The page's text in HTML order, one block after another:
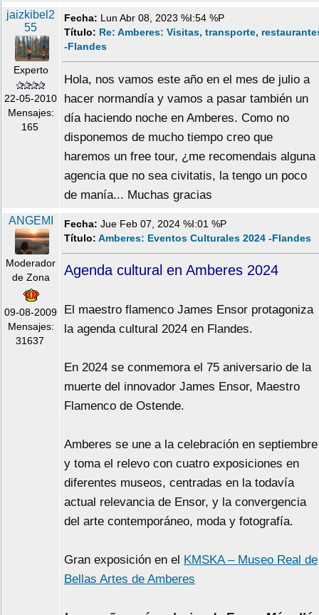
jaizkibel2
55
Experto
22-05-2010
Mensajes:
165
Fecha: Lun Abr 08, 2023 %I:54 %P
Título: Re: Amberes: Visitas, transporte,
-Flandes
Hola, nos vamos este año en el mes de julio a
hacer normandía y vamos a pasar también un
día haciendo noche en Amberes. Como no
disponemos de mucho tiempo creo que
haremos un free tour, ¿me recomendais alguna
agencia que no sea civitatis, la tengo un poco
de manía... Muchas gracias
ANGEMI
Moderador
de Zona
09-08-2009
Mensajes:
31637
Fecha: Jue Feb 07, 2024 %I:01 %P
Título: Amberes: Eventos Culturales 2024 -Flandes
Agenda cultural en Amberes 2024
El maestro flamenco James Ensor protagoniza
la agenda cultural 2024 en Flandes.
En 2024 se conmemora el 75 aniversario de la
muerte del innovador James Ensor, Maestro
Flamenco de Ostende.
Amberes se une a la celebración en septiembre
y toma el relevo con cuatro exposiciones en
diferentes museos, centradas en la todavía
actual relevancia de Ensor, y la convergencia
del arte contemporáneo, moda y fotografía.
Gran exposición en el
KMSKA – Museo Real de
Bellas Artes de Amberes